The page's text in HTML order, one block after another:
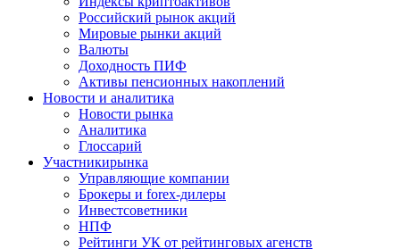
Российский рынок акций
Мировые рынки акций
Валюты
Доходность ПИФ
Активы пенсионных накоплений
Новости и аналитика
Новости рынка
Аналитика
Глоссарий
Участникирынка
Управляющие компании
Брокеры и forex-дилеры
Инвестсоветники
НПФ
Рейтинги УК от рейтинговых агенств